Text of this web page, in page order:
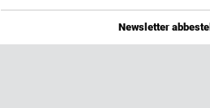
Newsletter